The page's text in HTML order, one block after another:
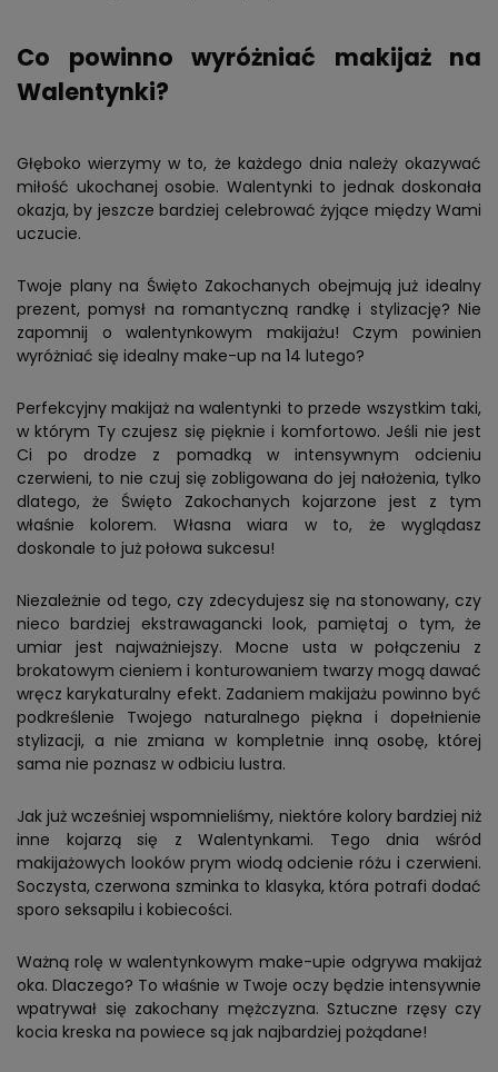
Co powinno wyróżniać makijaż na
Walentynki?
Głęboko wierzymy w to, że każdego dnia należy okazywać
miłość ukochanej osobie. Walentynki to jednak doskonała
okazja, by jeszcze bardziej celebrować żyjące między Wami
uczucie.
Twoje plany na Święto Zakochanych obejmują już idealny
prezent, pomysł na romantyczną randkę i stylizację? Nie
zapomnij o walentynkowym makijażu! Czym powinien
wyróżniać się idealny make-up na 14 lutego?
Perfekcyjny makijaż na walentynki to przede wszystkim taki,
w którym Ty czujesz się pięknie i komfortowo. Jeśli nie jest
Ci po drodze z pomadką w intensywnym odcieniu
czerwieni, to nie czuj się zobligowana do jej nałożenia, tylko
dlatego, że Święto Zakochanych kojarzone jest z tym
właśnie kolorem. Własna wiara w to, że wyglądasz
doskonale to już połowa sukcesu!
Niezależnie od tego, czy zdecydujesz się na stonowany, czy
nieco bardziej ekstrawagancki look, pamiętaj o tym, że
umiar jest najważniejszy. Mocne usta w połączeniu z
brokatowym cieniem i konturowaniem twarzy mogą dawać
wręcz karykaturalny efekt. Zadaniem makijażu powinno być
podkreślenie Twojego naturalnego piękna i dopełnienie
stylizacji, a nie zmiana w kompletnie inną osobę, której
sama nie poznasz w odbiciu lustra.
Jak już wcześniej wspomnieliśmy, niektóre kolory bardziej niż
inne kojarzą się z Walentynkami. Tego dnia wśród
makijażowych looków prym wiodą odcienie różu i czerwieni.
Soczysta, czerwona szminka to klasyka, która potrafi dodać
sporo seksapilu i kobiecości.
Ważną rolę w walentynkowym make-upie odgrywa makijaż
oka. Dlaczego? To właśnie w Twoje oczy będzie intensywnie
wpatrywał się zakochany mężczyzna. Sztuczne rzęsy czy
kocia kreska na powiece są jak najbardziej pożądane!